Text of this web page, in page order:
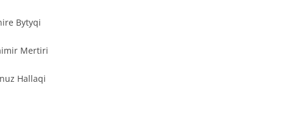
Bytyqi
Mertiri
Hallaqi